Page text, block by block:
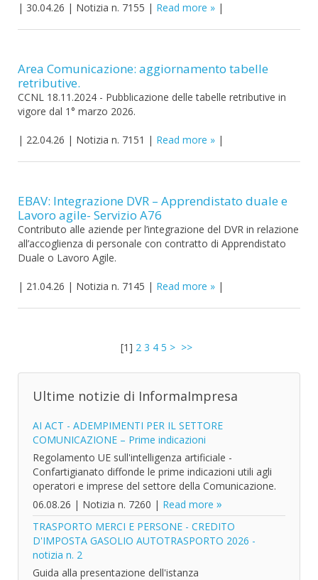
| 30.04.26 | Notizia n. 7155 | Read more |
Area Comunicazione: aggiornamento tabelle
retributive.
CCNL 18.11.2024 - Pubblicazione delle tabelle retributive in
vigore dal 1° marzo 2026.
| 22.04.26 | Notizia n. 7151 | Read more |
EBAV: Integrazione DVR – Apprendistato duale e
Lavoro agile- Servizio A76
Contributo alle aziende per l’integrazione del DVR in relazione
all’accoglienza di personale con contratto di Apprendistato
Duale o Lavoro Agile.
| 21.04.26 | Notizia n. 7145 | Read more |
[1] 2 3 4 5 > >>
Ultime notizie di InformaImpresa
AI ACT - ADEMPIMENTI PER IL SETTORE
COMUNICAZIONE – Prime indicazioni
Regolamento UE sull'intelligenza artificiale -
Confartigianato diffonde le prime indicazioni utili agli
operatori e imprese del settore della Comunicazione.
06.08.26 | Notizia n. 7260 | Read more
TRASPORTO MERCI E PERSONE - CREDITO
D'IMPOSTA GASOLIO AUTOTRASPORTO 2026 -
notizia n. 2
Guida alla presentazione dell'istanza